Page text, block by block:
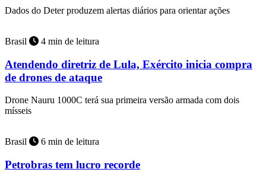
Dados do Deter produzem alertas diários para orientar ações
Brasil 4 min de leitura
Atendendo diretriz de Lula, Exército inicia compra
de drones de ataque
Drone Nauru 1000C terá sua primeira versão armada com dois
mísseis
Brasil 6 min de leitura
Petrobras tem lucro recorde